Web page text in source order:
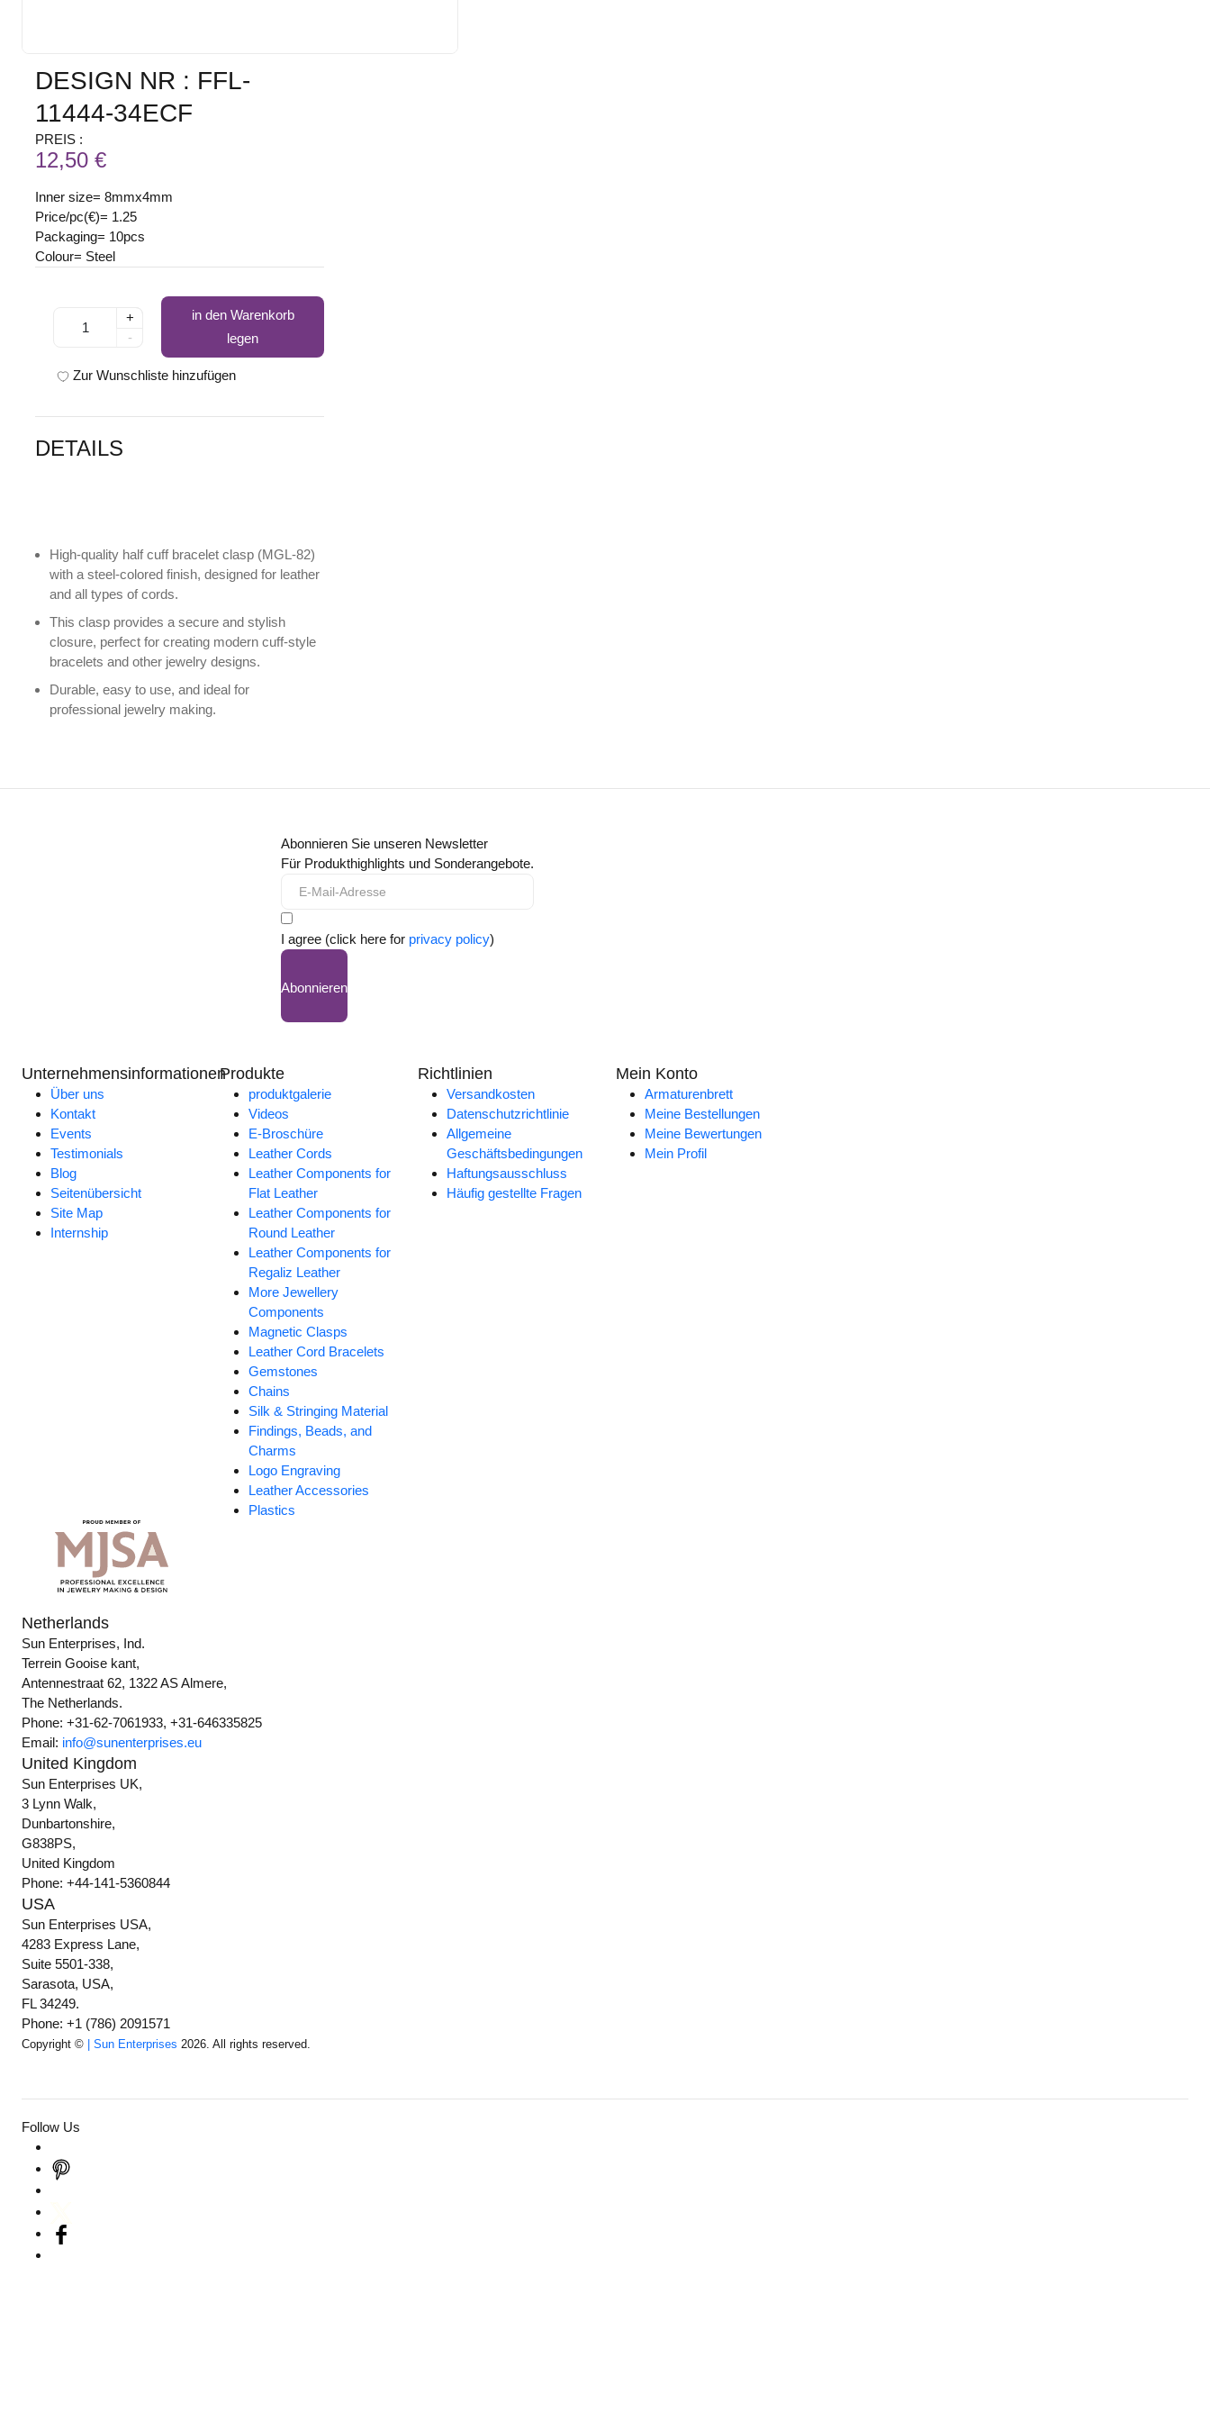
DESIGN NR : FFL-
11444-34ECF
PREIS :
12,50 €
Inner size= 8mmx4mm
Price/pc(€)= 1.25
Packaging= 10pcs
Colour= Steel
+
-
in den Warenkorb
legen
Zur Wunschliste hinzufügen
DETAILS
High-quality half cuff bracelet clasp (MGL-82)
with a steel-colored finish, designed for leather
and all types of cords.
This clasp provides a secure and stylish
closure, perfect for creating modern cuff-style
bracelets and other jewelry designs.
Durable, easy to use, and ideal for
professional jewelry making.
Abonnieren Sie unseren Newsletter
Für Produkthighlights und Sonderangebote.
I agree (click here for privacy policy)
Abonnieren
Unternehmensinformationen
Über uns
Kontakt
Events
Testimonials
Blog
Seitenübersicht
Site Map
Internship
Produkte
produktgalerie
Videos
E-Broschüre
Leather Cords
Leather Components for
Flat Leather
Leather Components for
Round Leather
Leather Components for
Regaliz Leather
More Jewellery
Components
Magnetic Clasps
Leather Cord Bracelets
Gemstones
Chains
Silk & Stringing Material
Findings, Beads, and
Charms
Logo Engraving
Leather Accessories
Plastics
Richtlinien
Versandkosten
Datenschutzrichtlinie
Allgemeine
Geschäftsbedingungen
Haftungsausschluss
Häufig gestellte Fragen
Mein Konto
Armaturenbrett
Meine Bestellungen
Meine Bewertungen
Mein Profil
Netherlands
Sun Enterprises, Ind.
Terrein Gooise kant,
Antennestraat 62, 1322 AS Almere,
The Netherlands.
Phone: +31-62-7061933, +31-646335825
Email: info@sunenterprises.eu
United Kingdom
Sun Enterprises UK,
3 Lynn Walk,
Dunbartonshire,
G838PS,
United Kingdom
Phone: +44-141-5360844
USA
Sun Enterprises USA,
4283 Express Lane,
Suite 5501-338,
Sarasota, USA,
FL 34249.
Phone: +1 (786) 2091571
Copyright © | Sun Enterprises 2026. All rights reserved.
Follow Us